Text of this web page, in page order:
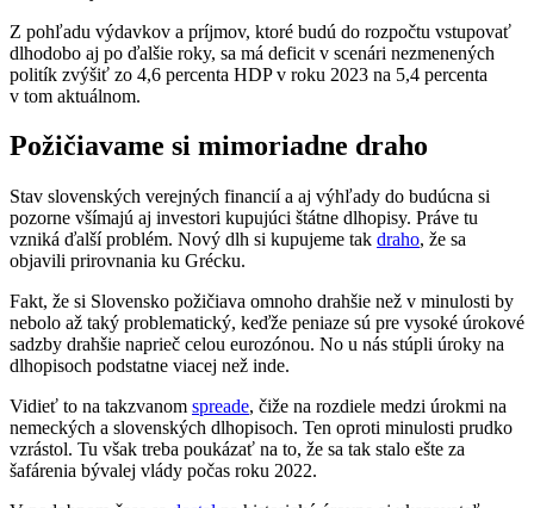
Z pohľadu výdavkov a príjmov, ktoré budú do rozpočtu vstupovať
dlhodobo aj po ďalšie roky, sa má deficit v scenári nezmenených
politík zvýšiť zo 4,6 percenta HDP v roku 2023 na 5,4 percenta
v tom aktuálnom.
Požičiavame si mimoriadne draho
Stav slovenských verejných financií a aj výhľady do budúcna si
pozorne všímajú aj investori kupujúci štátne dlhopisy. Práve tu
vzniká ďalší problém. Nový dlh si kupujeme tak draho, že sa
objavili prirovnania ku Grécku.
Fakt, že si Slovensko požičiava omnoho drahšie než v minulosti by
nebolo až taký problematický, keďže peniaze sú pre vysoké úrokové
sadzby drahšie naprieč celou eurozónou. No u nás stúpli úroky na
dlhopisoch podstatne viacej než inde.
Vidieť to na takzvanom spreade, čiže na rozdiele medzi úrokmi na
nemeckých a slovenských dlhopisoch. Ten oproti minulosti prudko
vzrástol. Tu však treba poukázať na to, že sa tak stalo ešte za
šafárenia bývalej vlády počas roku 2022.